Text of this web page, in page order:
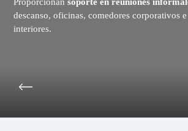
descanso, oficinas, comedores corporativos
interiores.